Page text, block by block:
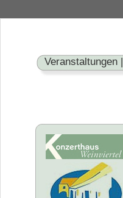
Veranstaltungen |